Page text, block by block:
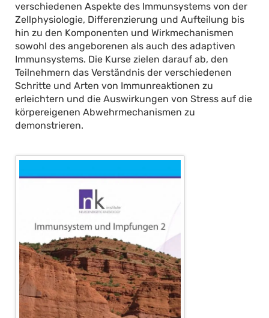
verschiedenen Aspekte des Immunsystems von der
Zellphysiologie, Differenzierung und Aufteilung bis
hin zu den Komponenten und Wirkmechanismen
sowohl des angeborenen als auch des adaptiven
Immunsystems. Die Kurse zielen darauf ab, den
Teilnehmern das Verständnis der verschiedenen
Schritte und Arten von Immunreaktionen zu
erleichtern und die Auswirkungen von Stress auf die
körpereigenen Abwehrmechanismen zu
demonstrieren.